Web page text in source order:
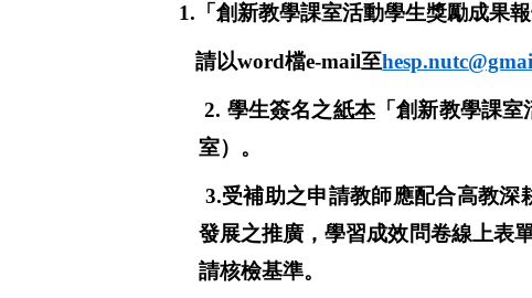
1.「創新教學課室活動學生獎勵成果
請以word檔e-mail至
2. 學生簽名之紙本「創新教學課室
室）。
3.受補助之申請教師應配合高教
發展之推廣，學習成效問卷線上表
請核檢基準。